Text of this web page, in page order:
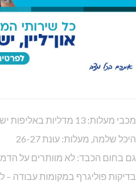
בדיקות פוליגרף – מתי כדאי
בהשערות?
מחיר מטרה במעלות: החל מ-728,000 ₪